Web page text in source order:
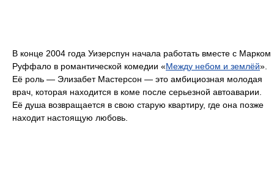
В конце 2004 года Уизерспун начала работать вместе с Марком
Руффало в романтической комедии «Между небом и землёй».
Её роль — Элизабет Мастерсон — это амбициозная молодая
врач, которая находится в коме после серьезной автоаварии.
Её душа возвращается в свою старую квартиру, где она позже
находит настоящую любовь.